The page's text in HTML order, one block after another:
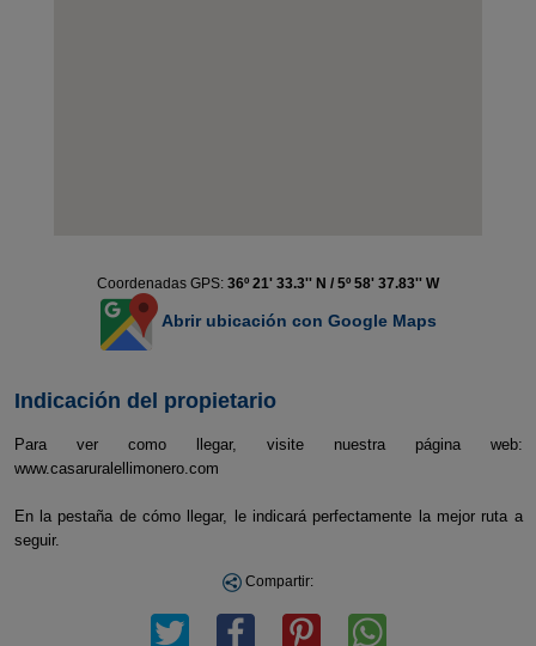
Coordenadas GPS: 36º 21' 33.3'' N / 5º 58' 37.83'' W
Abrir ubicación con Google Maps
Indicación del propietario
Para ver como llegar, visite nuestra página web:
www.casaruralellimonero.com
En la pestaña de cómo llegar, le indicará perfectamente la mejor ruta a
seguir.
Compartir: